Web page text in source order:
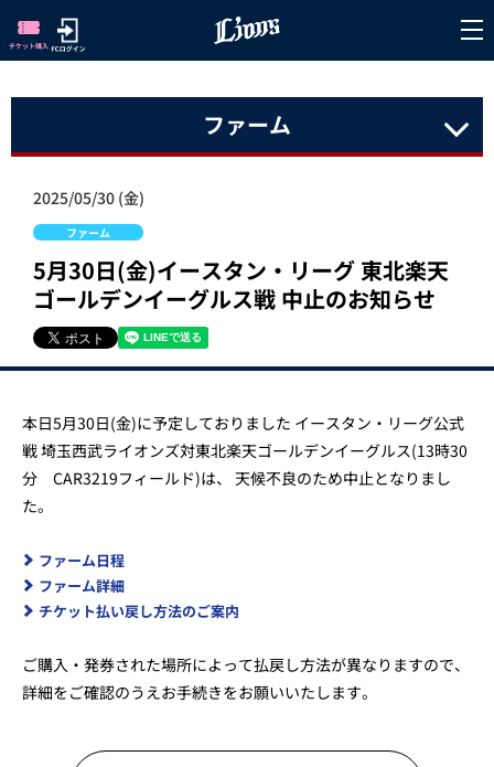
ファーム
2025/05/30 (金)
ファーム
5月30日(金)イースタン・リーグ 東北楽天
ゴールデンイーグルス戦 中止のお知らせ
本日5月30日(金)に予定しておりました イースタン・リーグ公式
戦 埼玉西武ライオンズ対東北楽天ゴールデンイーグルス(13時30
分 CAR3219フィールド)は、 天候不良のため中止となりまし
た。
ファーム日程
ファーム詳細
チケット払い戻し方法のご案内
ご購入・発券された場所によって払戻し方法が異なりますので、
詳細をご確認のうえお手続きをお願いいたします。